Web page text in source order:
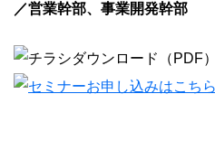
／営業幹部、事業開発幹部